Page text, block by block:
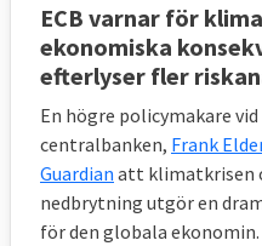
ECB varnar för
ekonomiska
efterlyser fler
En högre policymakare
centralbanken, Frank
Guardian att klimatkrisen
nedbrytning utgör en
för den globala